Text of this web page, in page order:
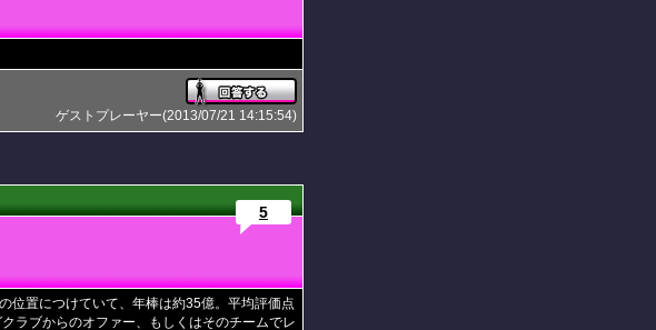
ゲストプレーヤー(2013/07/21 14:15:54)
5
位置につけていて、年棒は約35億。平均評価点
ラブからのオファー、もしくはそのチームでレ